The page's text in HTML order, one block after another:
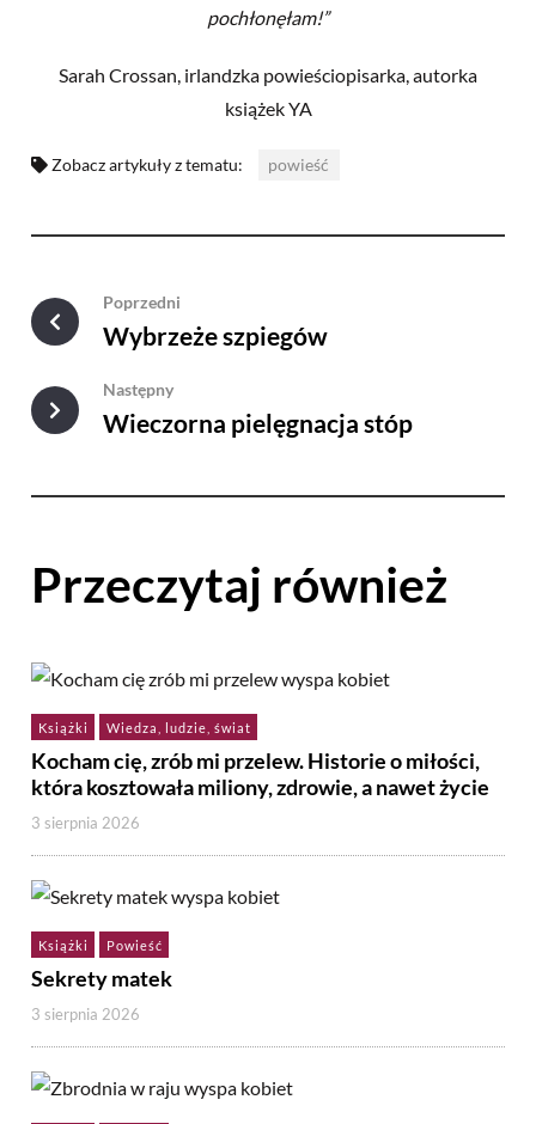
pochłonęłam!”
Sarah Crossan, irlandzka powieściopisarka, autorka
książek YA
Zobacz artykuły z tematu: powieść
Poprzedni
Wybrzeże szpiegów
Następny
Wieczorna pielęgnacja stóp
Przeczytaj również
Książki Wiedza, ludzie, świat
Kocham cię, zrób mi przelew. Historie o miłości,
która kosztowała miliony, zdrowie, a nawet życie
3 sierpnia 2026
Książki Powieść
Sekrety matek
3 sierpnia 2026